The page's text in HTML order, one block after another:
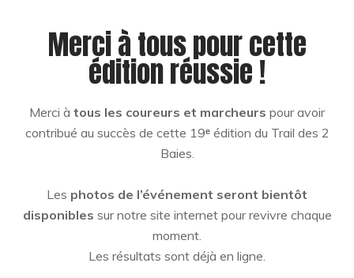
Merci à tous pour cette
édition réussie !
Merci à tous les coureurs et marcheurs pour avoir
contribué au succès de cette 19ᵉédition du Trail des 2
Baies.
Les photos de l’événement seront bientôt
disponibles sur notre site internet pour revivre chaque
moment.
Les résultats sont déjà en ligne.